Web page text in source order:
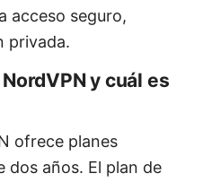
acceso seguro,
privada.
y cuál es
ofrece planes
dos años. El plan de